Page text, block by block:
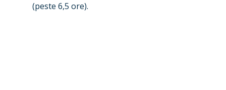
(peste 6,5 ore).